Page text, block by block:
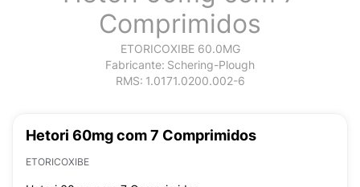
Comprimidos
ETORICOXIBE 60.0MG
Fabricante: Schering-Plough
RMS: 1.0171.0200.002-6
Hetori 60mg com 7 Comprimidos
ETORICOXIBE